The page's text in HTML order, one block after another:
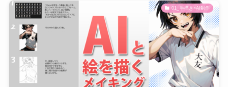
01_手描き×AI制作